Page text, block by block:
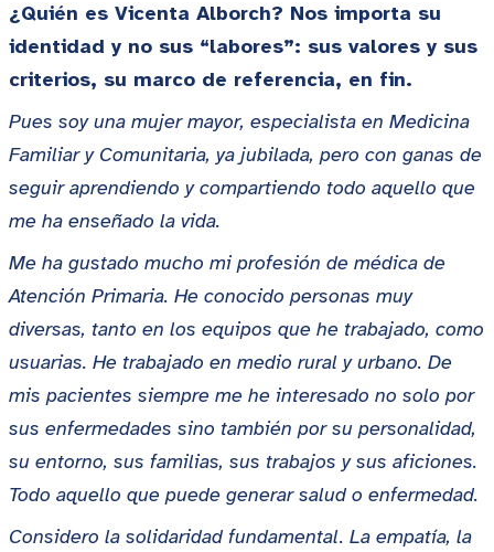
¿Quién es Vicenta Alborch? Nos importa su
identidad y no sus “labores”: sus valores y sus
criterios, su marco de referencia, en fin.
Pues soy una mujer mayor, especialista en Medicina
Familiar y Comunitaria, ya jubilada, pero con ganas de
seguir aprendiendo y compartiendo todo aquello que
me ha enseñado la vida.
Me ha gustado mucho mi profesión de médica de
Atención Primaria. He conocido personas muy
diversas, tanto en los equipos que he trabajado, como
usuarias. He trabajado en medio rural y urbano. De
mis pacientes siempre me he interesado no solo por
sus enfermedades sino también por su personalidad,
su entorno, sus familias, sus trabajos y sus aficiones.
Todo aquello que puede generar salud o enfermedad.
Considero la solidaridad fundamental. La empatía, la